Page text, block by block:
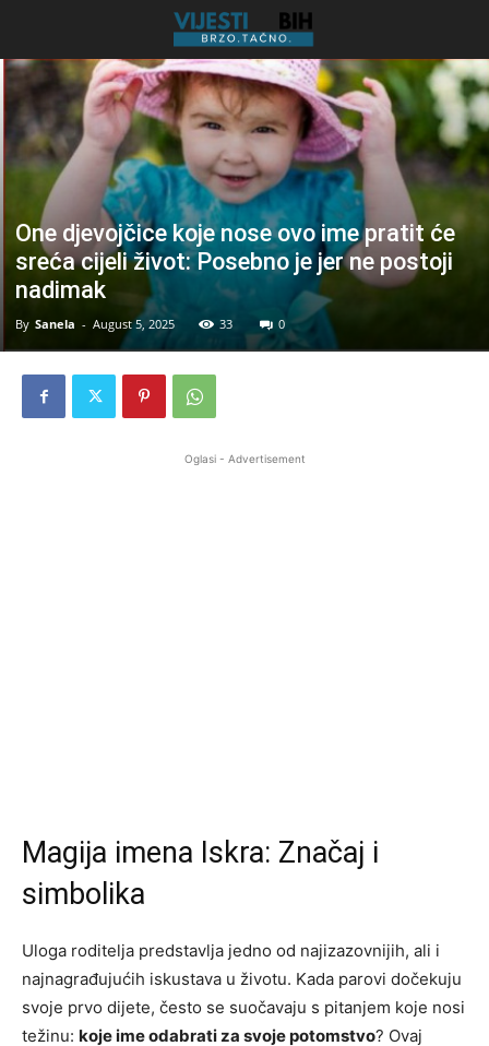
One djevojčice koje nose ovo ime pratit će
sreća cijeli život: Posebno je jer ne postoji
nadimak
By Sanela - August 5, 2025 33 0
Oglasi - Advertisement
Magija imena Iskra: Značaj i
simbolika
Uloga roditelja predstavlja jedno od najizazovnijih, ali i
najnagrađujućih iskustava u životu. Kada parovi dočekuju
svoje prvo dijete, često se suočavaju s pitanjem koje nosi
težinu: koje ime odabrati za svoje potomstvo? Ovaj